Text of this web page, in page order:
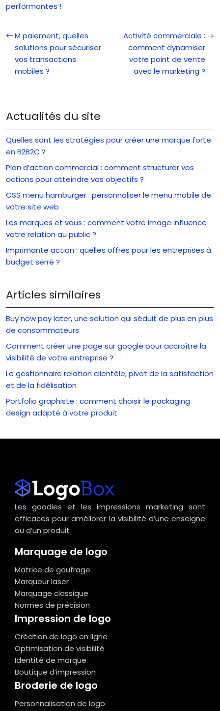
performantes !
M paiement, quelles
solutions pour sécuriser
vos transactions
mobiles ?
Activité commerciale :
comment dynamiser
votre point de vente
avec le marketing ?
Actualités du site
Quelles sont les stratégies pour créer une marque forte
en B2B2C ?
Plan d’action commercial : comment structurer vos
actions pour atteindre vos objectifs ?
CSS menu hamburger : personnaliser le menu mobile de
votre site web
Les marques et vous : comment votre image influence
votre relation au public ?
Imprimante action : quelles offres pour les entreprises à
budget serré ?
Articles similaires
Buy now pay later, une solution qui séduit de plus en plus
de consommateurs
Comment créer une page sur google pour accroître la
visibilité de votre entreprise ?
Le gestionnaire relation clientèle, pivot de la satisfaction
et de la fidélisation
Portfolio graphiste : comment choisir le packaging
design adapté à votre produit
Les goodies et les impressions marketing sont
efficaces pour améliorer la visibilité d’une enseigne
ou d’un produit
Marquage de logo
Matrice de gaufrage
Marqueur laser
Marquage classique
Normes de précision
Impression de logo
Création de logo en ligne
Optimisation de visibilité
Identité de marque
Boutique d’impression
Broderie de logo
Personnalisation de logo